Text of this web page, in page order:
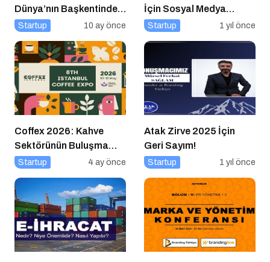
Dünya’nın Başkentinde
Buluşacak!
Startup 10 ay önce
İçin Sosyal Medya
Etkinliği İçin Geri Sayım!
Startup 1 yıl önce
Coffex 2026: Kahve
Sektörünün Buluşma
Noktası
Startup 4 ay önce
Atak Zirve 2025 İçin
Geri Sayım!
Startup 1 yıl önce